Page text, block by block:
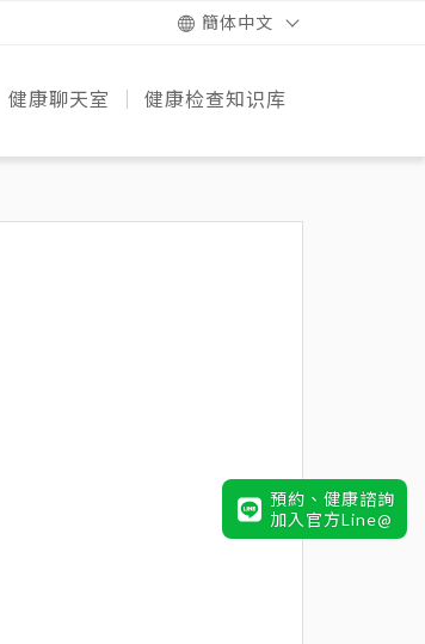
簡体中文
健康聊天室
快速健康检测
预防疾病知识+
健康饮食策略
健康动起来
遗传风险必知
健康检查知识库
健检知识
預約、健康諮詢
加入官方Line@